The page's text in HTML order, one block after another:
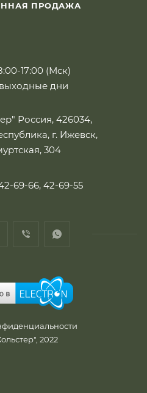
ПРОДАЖА
17:00 (Мск)
дни
Россия, 426034,
г. Ижевск,
304
69-66, 42-69-55
2022